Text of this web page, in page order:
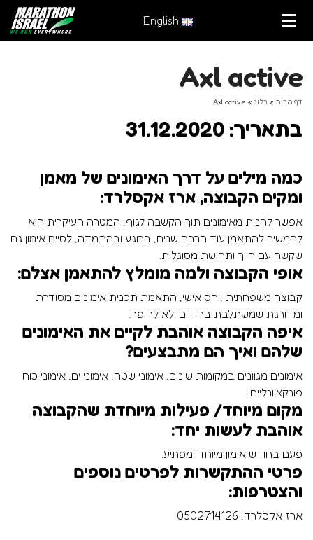
English
Axl active
דף הבית » בלוג »
Axl active
בתאריך: 31.12.2020
כמה מילים על דרך האימונים של מאמן
ומקים הקבוצה, ארז אקסלרד:
אפשר להנות מאימונים תוך הקשבה לגוף, המטרה העיקרית היא
להמשיך להתאמן עוד הרבה שנים, ברוגע ובהתמדה, לסיים אימון גם
שקשה עם חיוך ותחושת מסוגלות.
אופי הקבוצה ולמה מומלץ להתאמן אצלם:
קבוצה משפחתית ,יחס אישי, התאמת תכנית אימונים מסודרת
ומדורגת שמשתלבת בחיי יום ולא להיפך.
איפה הקבוצה אוהבת לקיים את האימונים
שלהם ואיך הם מתבצעים?
אימונים מגוונים במקומות שונים, אימוני שטח, אימוני ים, אימוני כוח
פונקציונליים.
מקום מיוחד/ פעילות מיוחדת שהקבוצה
אוהבת לעשות יחד:
פעם בחודש אימון מיוחד ומפתיע.
פרטי ההתקשרות לפרטים נוספים
והצטרפות:
ארז אקסלרד: 0502714126